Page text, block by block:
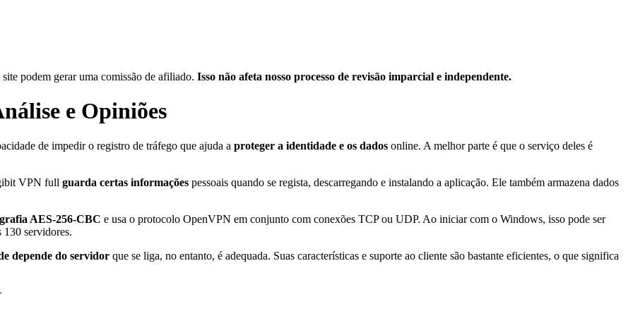
podem gerar uma comissão de afiliado. Isso não afeta nosso processo de revisão imparcial e independente.
e Opiniões
de impedir o registro de tráfego que ajuda a proteger a identidade e os dados online. A melhor parte é que o serviço deles é
VPN full guarda certas informações pessoais quando se regista, descarregando e instalando a aplicação. Ele também armazena dados
AES-256-CBC e usa o protocolo OpenVPN em conjunto com conexões TCP ou UDP. Ao iniciar com o Windows, isso pode ser
130 servidores.
depende do servidor que se liga, no entanto, é adequada. Suas características e suporte ao cliente são bastante eficientes, o que significa